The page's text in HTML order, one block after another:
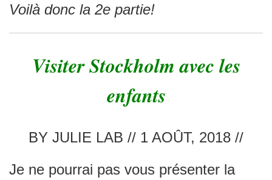
Voilà donc la 2e partie!
Visiter Stockholm avec les
enfants
BY JULIE LAB // 1 AOÛT, 2018 //
Je ne pourrai pas vous présenter la